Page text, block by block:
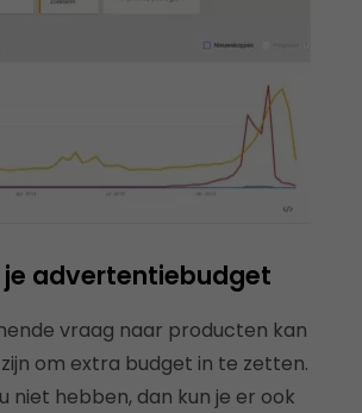
je advertentiebudget
vraag naar producten kan
om extra budget in te zetten.
niet hebben, dan kun je er ook